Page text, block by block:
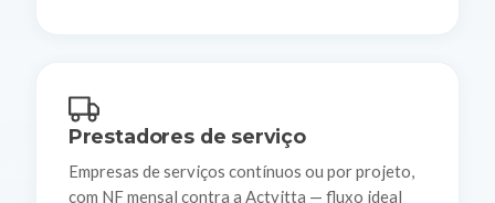
Prestadores de serviço
Empresas de serviços contínuos ou por projeto,
com NF mensal contra a Actvitta — fluxo ideal